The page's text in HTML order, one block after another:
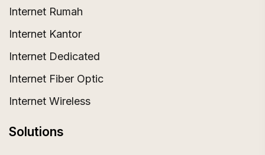
Internet Rumah
Internet Kantor
Internet Dedicated
Internet Fiber Optic
Internet Wireless
Solutions